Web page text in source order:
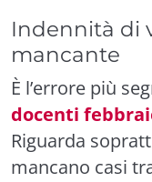
Indennità di
mancante
È l’errore più
docenti
Riguarda
mancano casi